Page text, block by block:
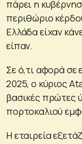
πάρει η
περιθώριο
Ελλάδα είχαν
είπαν.
Σε ό,τι αφορά σε
2025, ο κύριος
βασικές πρώτες
πορτοκαλιού
Η εταιρεία